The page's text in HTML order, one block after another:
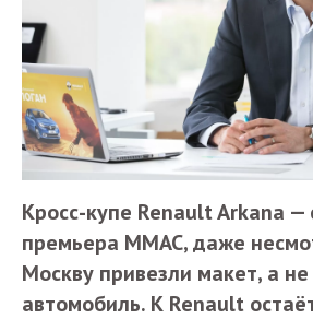
Кросс-купе Renault Arkana —
премьера ММАС, даже
Москву привезли макет, а
автомобиль. К Renault